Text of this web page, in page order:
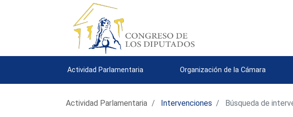
Actividad Parlamentaria Organización de la Cámara
Actividad Parlamentaria Intervenciones Búsqueda de